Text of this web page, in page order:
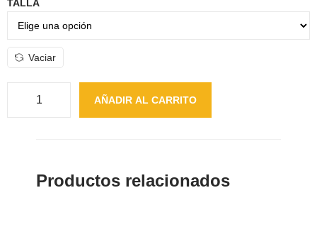
TALLA
Vaciar
AÑADIR AL CARRITO
Productos relacionados